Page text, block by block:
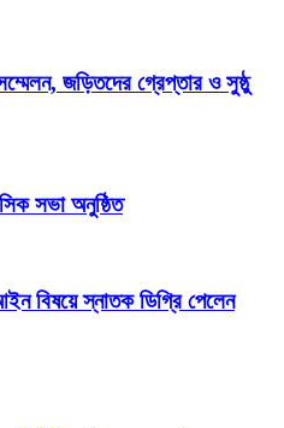
জড়িতদের গ্রেপ্তার ও সুষ্ঠু
সভা অনুষ্ঠিত
বিষয়ে স্নাতক ডিগ্রি পেলেন